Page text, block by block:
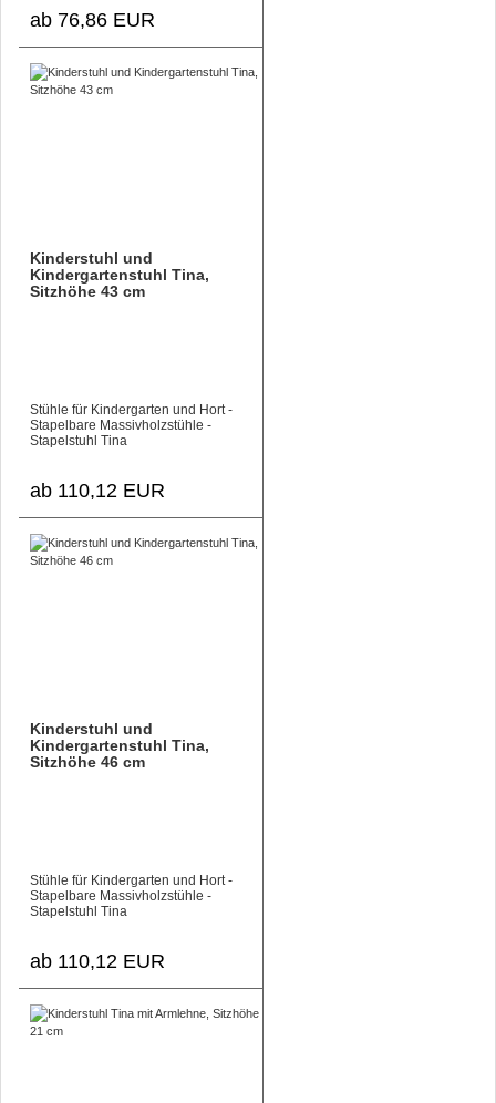
ab 76,86 EUR
Kinderstuhl und
Kindergartenstuhl Tina,
Sitzhöhe 43 cm
Stühle für Kindergarten und Hort -
Stapelbare Massivholzstühle -
Stapelstuhl Tina
ab 110,12 EUR
Kinderstuhl und
Kindergartenstuhl Tina,
Sitzhöhe 46 cm
Stühle für Kindergarten und Hort -
Stapelbare Massivholzstühle -
Stapelstuhl Tina
ab 110,12 EUR